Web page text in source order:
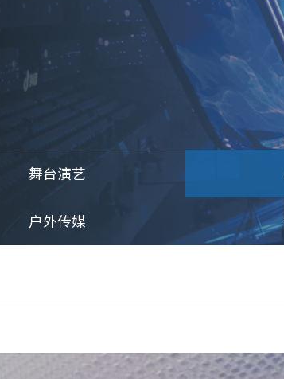
舞台演艺
户外传媒